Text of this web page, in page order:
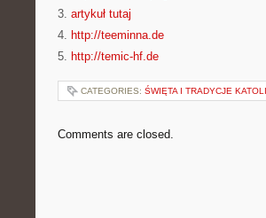
3. artykuł tutaj
4. http://teeminna.de
5. http://temic-hf.de
CATEGORIES: ŚWIĘTA I TRADYCJE
Comments are closed.